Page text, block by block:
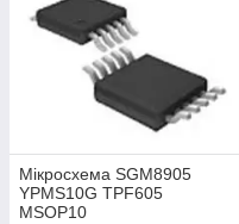
Мікросхема SGM8905
YPMS10G TPF605
MSOP10